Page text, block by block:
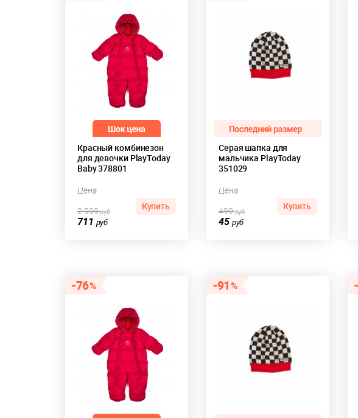
Красный комбинезон
для девочки PlayToday
Baby 378801
Цена
711 руб
2 999руб Купить
Серая шапка для
мальчика PlayToday
351029
Цена
45 руб
499руб Купить
76 91